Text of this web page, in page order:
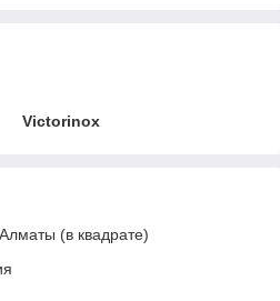
Victorinox
(в квадрате)